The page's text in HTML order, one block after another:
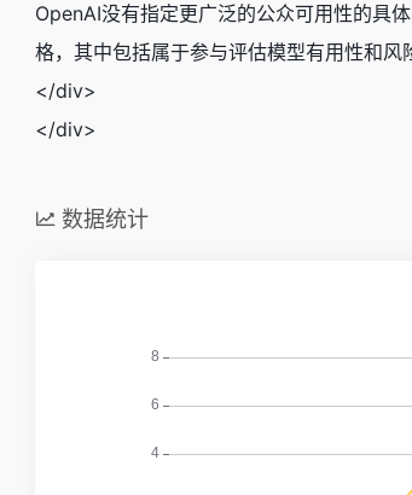
OpenAI没有指定更广泛的公众可用性的具
格，其中包括属于参与评估模型有用性和
</div>
</div>
数据统计